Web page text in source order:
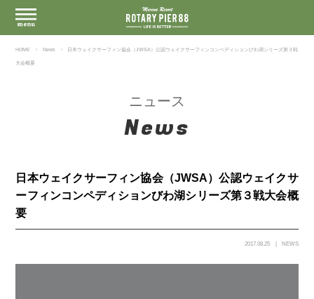
HOME News 日本ウェイクサーフィン協会（JWSA）公認ウェイクサーフィンコンペディションびわ湖シリーズ第３戦
大会概要
ニュース
News
日本ウェイクサーフィン協会（JWSA）公認ウェイクサ
ーフィンコンペディションびわ湖シリーズ第３戦大会概
要
2017.08.25 NEWS